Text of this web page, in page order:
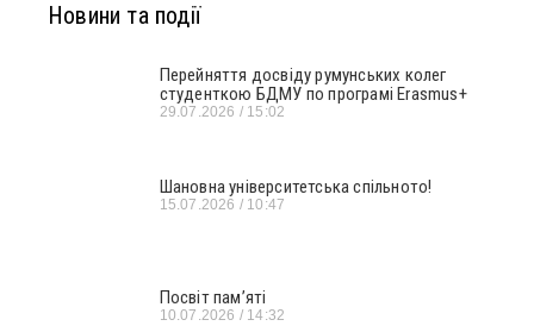
Новини та події
Перейняття досвіду румунських колег
студенткою БДМУ по програмі Erasmus+
29.07.2026 15:02
Шановна університетська спільното!
15.07.2026 10:47
Посвіт пам’яті
10.07.2026 14:32